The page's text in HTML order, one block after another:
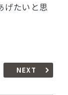
げたいと思
NEXT